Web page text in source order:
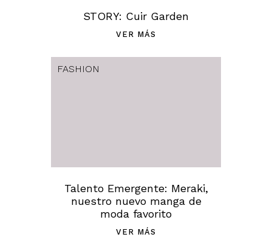
STORY: Cuir Garden
VER MÁS
FASHION
Talento Emergente: Meraki,
nuestro nuevo manga de
moda favorito
VER MÁS